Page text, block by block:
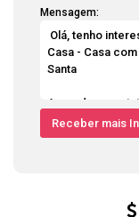
Mensagem: